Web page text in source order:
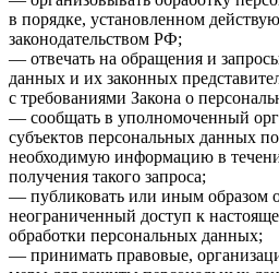
в порядке, установленном
законодательством РФ;
— отвечать на обращения и
данных и их законных
с требованиями Закона о
— сообщать в уполномоченный
субъектов персональных данных по
необходимую информацию в
получения такого запроса;
— публиковать или иным образом
неограниченный доступ к
обработки персональных данных;
— принимать правовые,